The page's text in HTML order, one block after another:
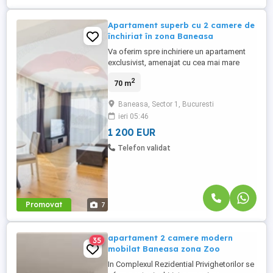
Promovat 7
Apartament superb cu 2 camere de
închiriat în zona Baneasa
Va oferim spre inchiriere un apartament
exclusivist, amenajat cu cea mai mare
indrumarea continua a designerilor de
premium, este o proprietate rara, potrivit
pentru familii, care își doresc confort,
intimitate și un stil ...
70 m2
Baneasa, Sector 1, Bucuresti
ieri 05:46
1 200 EUR
Telefon validat
35
apartament 2 camere modern
mobilat Baneasa zona Zoo
In Complexul Rezidential Privighetorilor se